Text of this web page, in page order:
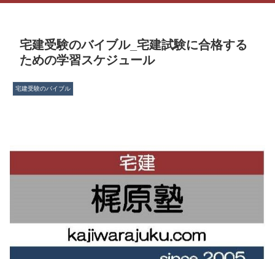
宅建受験のバイブル_宅建試験に合格する
ための学習スケジュール
宅建受験のバイブル